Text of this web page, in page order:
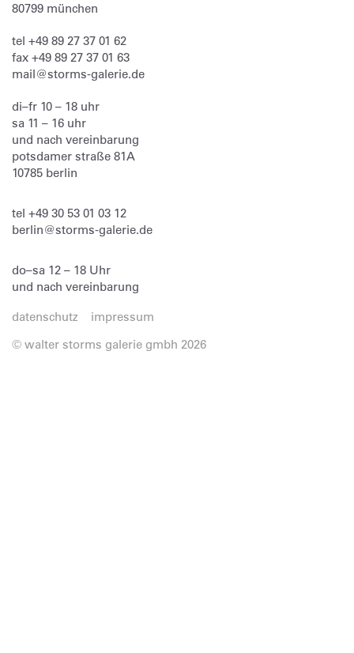
80799 münchen
tel +49 89 27 37 01 62
fax +49 89 27 37 01 63
mail@storms-galerie.de
di–fr 10 – 18 uhr
sa 11 – 16 uhr
und nach vereinbarung
potsdamer straße 81A
10785 berlin
tel +49 30 53 01 03 12
berlin@storms-galerie.de
do–sa 12 – 18 Uhr
und nach vereinbarung
datenschutz
impressum
© walter storms galerie gmbh 2026